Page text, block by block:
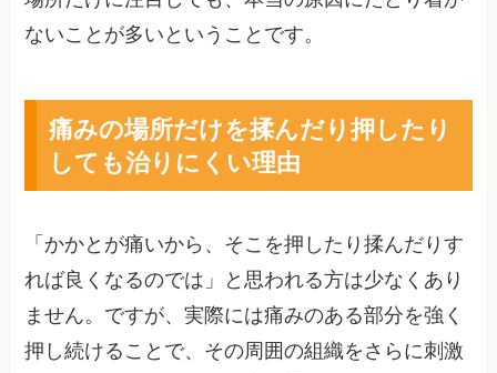
ないことが多いということです。
痛みの場所だけを揉んだり押したり
しても治りにくい理由
「かかとが痛いから、そこを押したり揉んだりす
れば良くなるのでは」と思われる方は少なくあり
ません。ですが、実際には痛みのある部分を強く
押し続けることで、その周囲の組織をさらに刺激